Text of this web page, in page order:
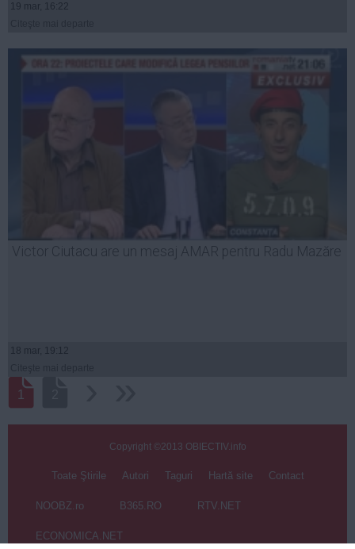
19 mar, 16:22
Victor Ciutacu are un mesaj AMAR pentru Radu Mazăre
18 mar, 19:12
1
Copyright ©2013 OBIECTIV.info
Toate Ştirile Autori Taguri Hartă site Contact
NOOBZ.ro B365.RO RTV.NET
ECONOMICA.NET